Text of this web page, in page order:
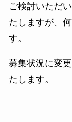
ご検討いただ
たしますが、
す。
募集状況に変
たします。